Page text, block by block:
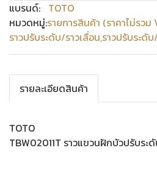
แบรนด์: TOTO
หมวดหมู่:รายการสินค้า (ราคาไม่รวม
ราวปรับระดับ/ราวเลื่อน,ราวปรับระดั
รายละเอียดสินค้า
TOTO
TBW02011T ราวแขวนฝักบัวปรับระ